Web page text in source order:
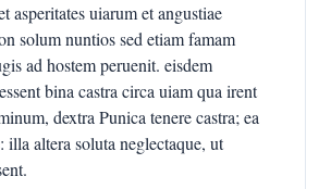
uiarum et angustiae
solum nuntios sed etiam famam
ad hostem peruenit. eisdem
bina castra circa uiam qua irent
dextra Punica tenere castra; ea
altera soluta neglectaque, ut